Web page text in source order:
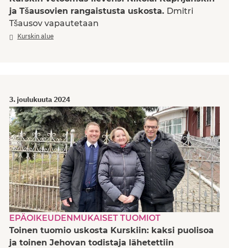
ja Tšausovien rangaistusta uskosta. Dmitri
Tšausov vapautetaan
Kurskin alue
3. joulukuuta 2024
EPÄOIKEUDENMUKAISET TUOMIOT
Toinen tuomio uskosta Kurskiin: kaksi puolisoa
ja toinen Jehovan todistaja lähetettiin